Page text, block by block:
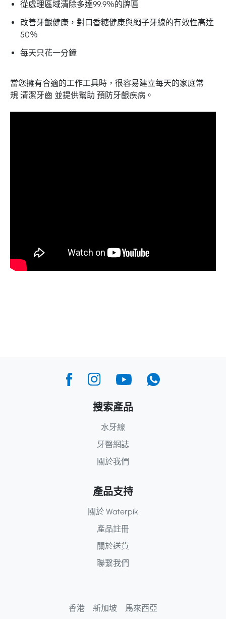
從處理區域清除多達99.9％的牌匾
改善牙齦健康，對口香糖健康與繩子牙線的有效性高達
50％
每天只花一分鐘
當您擁有合適的工作工具時，很容易建立每天的家庭常
規 清潔牙齒 並提供幫助 預防牙齦疾病。
搜索產品
水牙線
牙醫網誌
關於我們
產品支持
關於 Waterpik
產品註冊
關於送貨
聯繫我們
香港 新加坡 馬來西亞